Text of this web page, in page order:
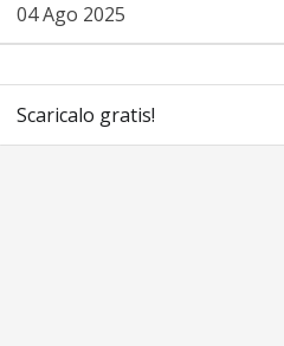
04 Ago 2025
Scaricalo gratis!